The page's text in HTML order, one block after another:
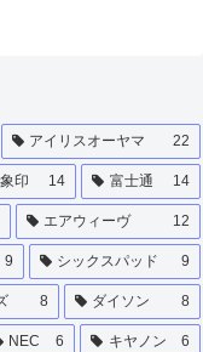
アイリスオーヤマ 22
象印 14 富士通 14
エアウィーヴ 12
9 シックスパッド 9
8 ダイソン 8
NEC 6 キヤノン 6